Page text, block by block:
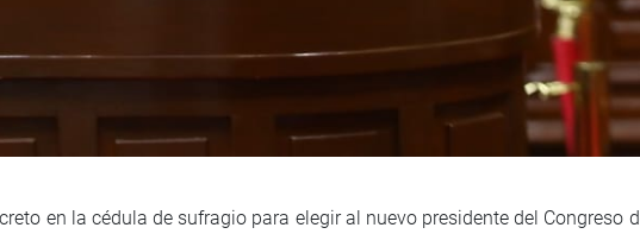
en la cédula de sufragio para elegir al nuevo presidente del Congreso